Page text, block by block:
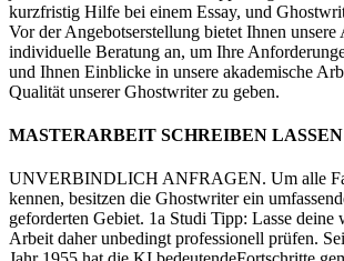
kurzfristig Hilfe bei einem Essay, und
Vor der Angebotserstellung bietet Ihnen unsere
individuelle Beratung an, um Ihre
und Ihnen Einblicke in unsere akademische
Qualität unserer Ghostwriter zu geben.
MASTERARBEIT SCHREIBEN LASSEN
UNVERBINDLICH ANFRAGEN. Um alle
kennen, besitzen die Ghostwriter ein
geforderten Gebiet. 1a Studi Tipp: Lasse deine
Arbeit daher unbedingt professionell prüfen.